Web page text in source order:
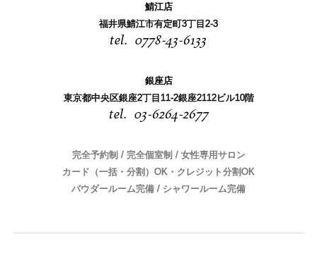
鯖江店
福井県鯖江市有定町3丁目2-3
0778-43-6133
銀座店
東京都中央区銀座2丁目11-2銀座2112ビル10階
03-6264-2677
完全予約制 / 完全個室制 / 女性専用サロン
カード（一括・分割）OK・クレジット分割OK
パウダールーム完備 / シャワールーム完備